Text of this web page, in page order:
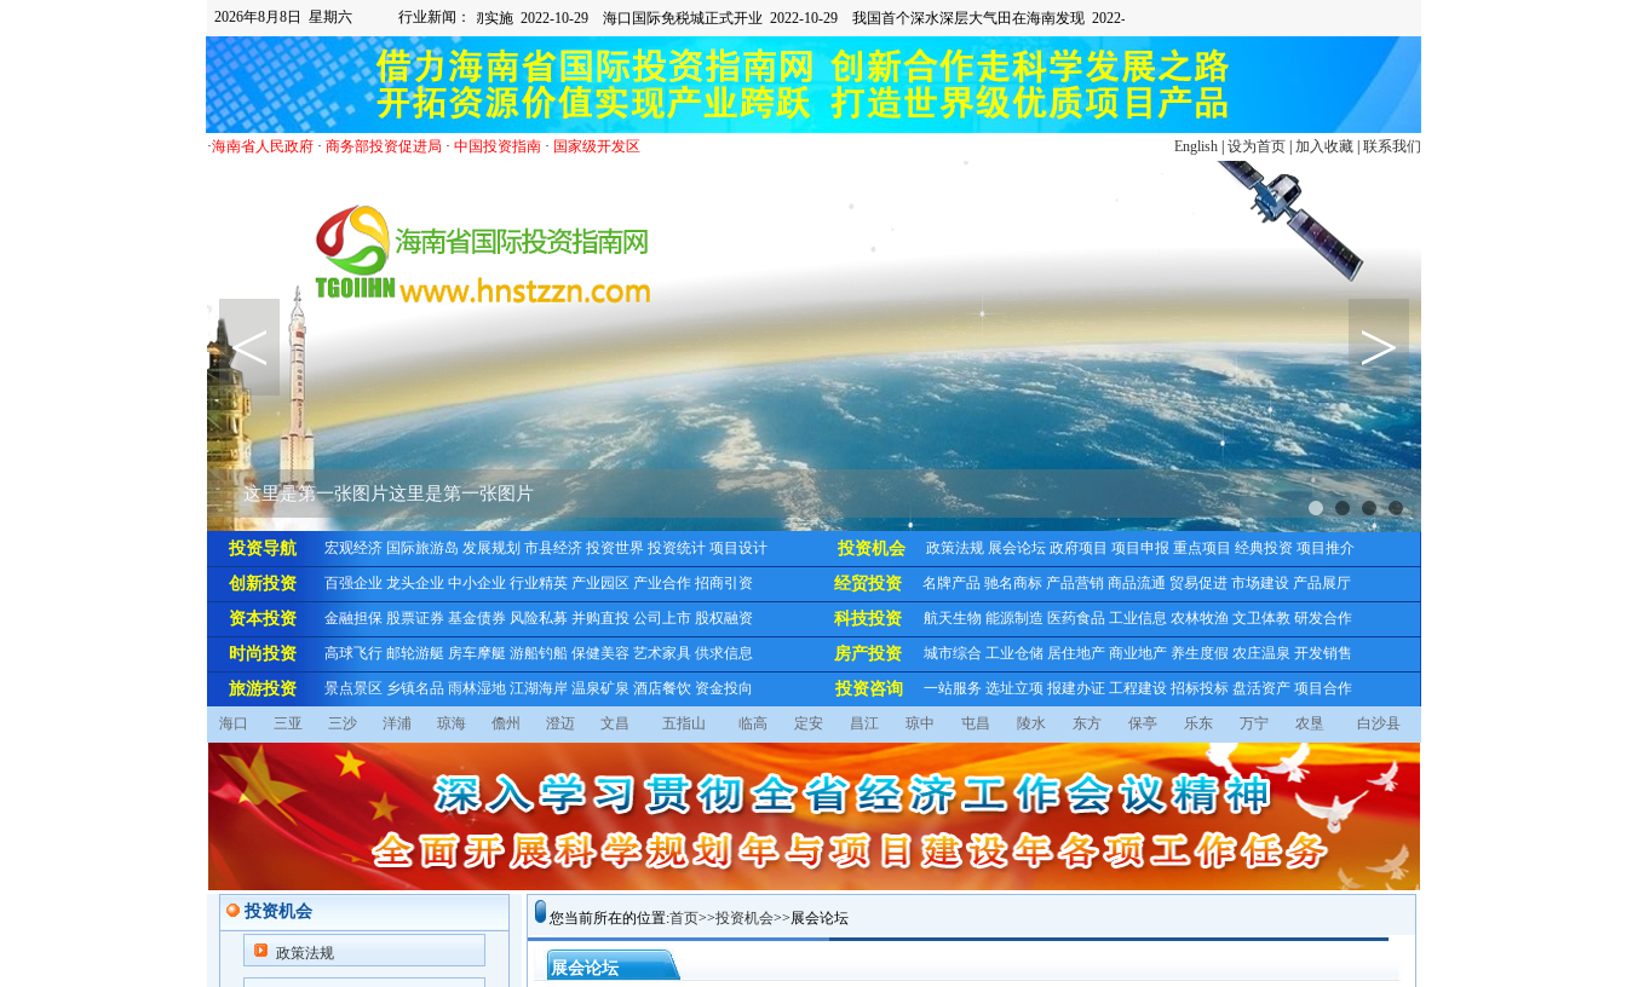
2026年8月8日 星期六 行业新闻：
·海南省人民政府· 商务部投资促进局 · 中国投资指南· 国家级开发区 English| 设为首页| 加入收藏| 联系我们
这里是第一张图片这里是第一张图片
< >
投资导航 宏观经济 国际旅游岛 发展规划 市县经济 投资世界 投资统计 项目设计 投资机会 政策法规 展会论坛 政府项目 项目申报 重点项目 经典投资 项目推介
创新投资 百强企业 龙头企业 中小企业 行业精英 产业园区 产业合作 招商引资 经贸投资 名牌产品 驰名商标 产品营销 商品流通 贸易促进 市场建设 产品展厅
资本投资 金融担保 股票证券 基金债券 风险私募 并购直投 公司上市 股权融资 科技投资 航天生物 能源制造 医药食品 工业信息 农林牧渔 文卫体教 研发合作
时尚投资 高球飞行 邮轮游艇 房车摩艇 游船钓船 保健美容 艺术家具 供求信息 房产投资 城市综合 工业仓储 居住地产 商业地产 养生度假 农庄温泉 开发销售
旅游投资 景点景区 乡镇名品 雨林湿地 江湖海岸 温泉矿泉 酒店餐饮 资金投向 投资咨询 一站服务 选址立项 报建办证 工程建设 招标投标 盘活资产 项目合作
海口 三亚 三沙 洋浦 琼海 儋州 澄迈 文昌 五指山 临高 定安 昌江 琼中 屯昌 陵水 东方 保亭 乐东 万宁 农垦 白沙县
投资机会
政策法规
您当前所在的位置:首页>>投资机会>>展会论坛
展会论坛